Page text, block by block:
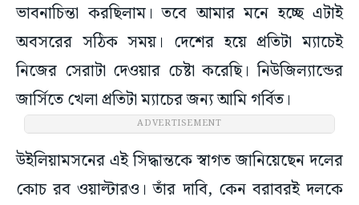
ভাবনাচিন্তা করছিলাম। তবে আমার মনে হচ্ছে এটাই
অবসরের সঠিক সময়। দেশের হয়ে প্রতিটা ম্যাচেই
নিজের সেরাটা দেওয়ার চেষ্টা করেছি। নিউজিল্যান্ডের
জার্সিতে খেলা প্রতিটা ম্যাচের জন্য আমি গর্বিত।
ADVERTISEMENT
উইলিয়ামসনের এই সিদ্ধান্তকে স্বাগত জানিয়েছেন দলের
কোচ রব ওয়াল্টারও। তাঁর দাবি, কেন বরাবরই দলকে